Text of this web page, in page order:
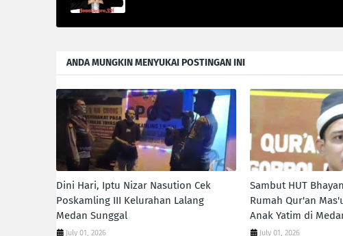
ANDA MUNGKIN MENYUKAI POSTINGAN INI
Dini Hari, Iptu Nizar Nasution Cek
Poskamling III Kelurahan Lalang
Medan Sunggal
July 01, 2026
Sambut HUT
Rumah Qur'an
Anak Yatim di
July 01, 2026